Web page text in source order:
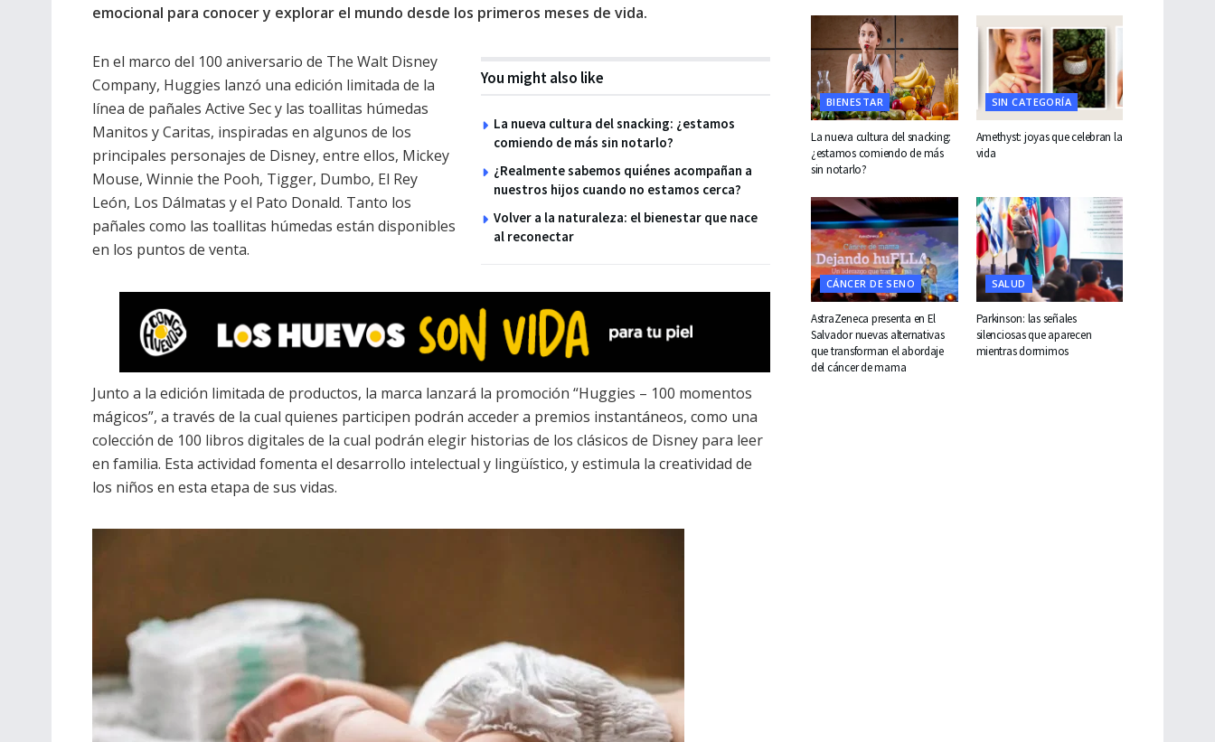
emocional para conocer y explorar el mundo desde los primeros meses de vida.
You might also like
La nueva cultura del snacking: ¿estamos
comiendo de más sin notarlo?
¿Realmente sabemos quiénes acompañan a
nuestros hijos cuando no estamos cerca?
Volver a la naturaleza: el bienestar que nace
al reconectar
En el marco del 100 aniversario de The Walt Disney
Company, Huggies lanzó una edición limitada de la
línea de pañales Active Sec y las toallitas húmedas
Manitos y Caritas, inspiradas en algunos de los
principales personajes de Disney, entre ellos, Mickey
Mouse, Winnie the Pooh, Tigger, Dumbo, El Rey
León, Los Dálmatas y el Pato Donald. Tanto los
pañales como las toallitas húmedas están disponibles
en los puntos de venta.
Junto a la edición limitada de productos, la marca lanzará la promoción “Huggies – 100 momentos
mágicos”, a través de la cual quienes participen podrán acceder a premios instantáneos, como una
colección de 100 libros digitales de la cual podrán elegir historias de los clásicos de Disney para leer
en familia. Esta actividad fomenta el desarrollo intelectual y lingüístico, y estimula la creatividad de
los niños en esta etapa de sus vidas.
BIENESTAR
La nueva cultura del snacking:
¿estamos comiendo de más
sin notarlo?
SIN CATEGORÍA
Amethyst: joyas que celebran la
vida
CÁNCER DE SENO
AstraZeneca presenta en El
Salvador nuevas alternativas
que transforman el abordaje
del cáncer de mama
SALUD
Parkinson: las señales
silenciosas que aparecen
mientras dormimos